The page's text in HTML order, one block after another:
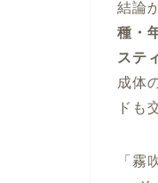
結論
種・
ステ
成体
ドも
「霧